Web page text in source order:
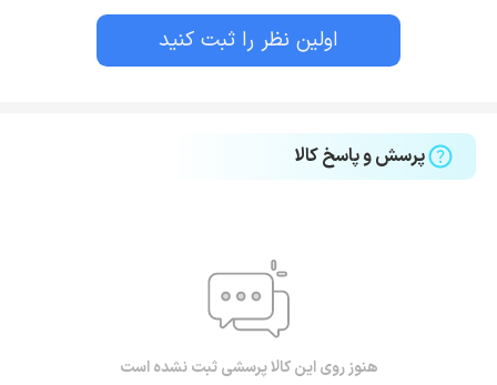
اولین نظر را ثبت کنید
پرسش و پاسخ کالا
هنوز روی این کالا پرسشی ثبت نشده است